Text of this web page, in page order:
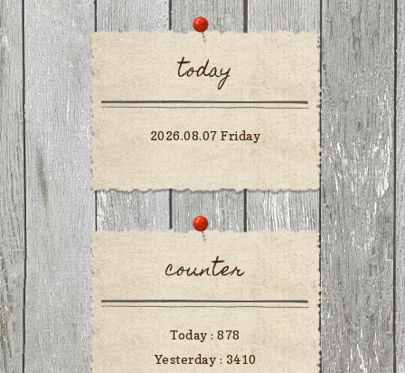
today
2026.08.07 Friday
counter
Today :878
Yesterday : 3410